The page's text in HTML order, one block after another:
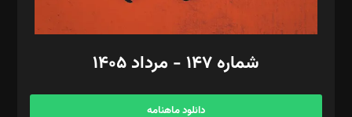
مد‌یر توسعه تجاری: کامبیز برید‌
امور مالی: شاپور رهبری، محمد‌ کاظمی‌نیا
آگهی و مشترکین: ۰۹۱۹۹۹۹۰۴۵۴
شماره ۱۴۷ - مرداد ۱۴۰۵
دانلود ماهنامه